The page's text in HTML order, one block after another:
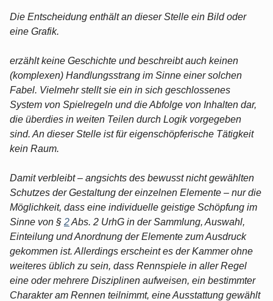
Die Entscheidung enthält an dieser Stelle ein Bild oder
eine Grafik.
erzählt keine Geschichte und beschreibt auch keinen
(komplexen) Handlungsstrang im Sinne einer solchen
Fabel. Vielmehr stellt sie ein in sich geschlossenes
System von Spielregeln und die Abfolge von Inhalten dar,
die überdies in weiten Teilen durch Logik vorgegeben
sind. An dieser Stelle ist für eigenschöpferische Tätigkeit
kein Raum.
Damit verbleibt – angsichts des bewusst nicht gewählten
Schutzes der Gestaltung der einzelnen Elemente – nur die
Möglichkeit, dass eine individuelle geistige Schöpfung im
Sinne von § 2Abs. 2 UrhG in der Sammlung, Auswahl,
Einteilung und Anordnung der Elemente zum Ausdruck
gekommen ist. Allerdings erscheint es der Kammer ohne
weiteres üblich zu sein, dass Rennspiele in aller Regel
eine oder mehrere Disziplinen aufweisen, ein bestimmter
Charakter am Rennen teilnimmt, eine Ausstattung gewählt